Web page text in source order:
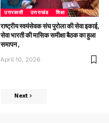
उत्तरकाशी उत्तराखंड शिक्षा
राष्ट्रीय स्वयंसेवक संघ पुरोला की सेवा इकाई,
सेवा भारती की मासिक समीक्षा बैठक का हुआ
समापन ,
April 10, 2026
Next